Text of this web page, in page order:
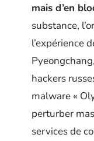
mais d’en
substance,
l’expérience
hackers
malware «
perturber
services de